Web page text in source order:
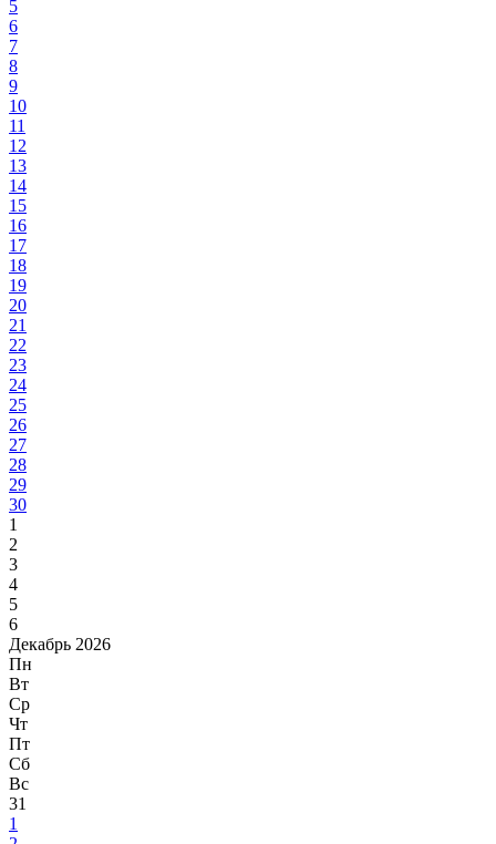
5
6
7
8
9
10
11
12
13
14
15
16
17
18
19
20
21
22
23
24
25
26
27
28
29
30
1
2
3
4
5
6
Декабрь 2026
Пн
Вт
Ср
Чт
Пт
Сб
Вс
31
1